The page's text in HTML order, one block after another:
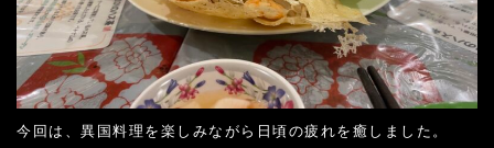
今回は、異国料理を楽しみながら日頃の疲れを癒しました。